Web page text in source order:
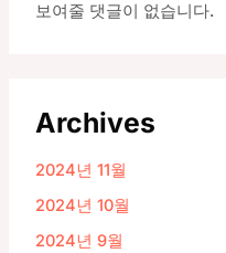
보여줄 댓글이 없습니다.
Archives
2024년 11월
2024년 10월
2024년 9월